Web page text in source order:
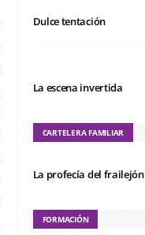
Dulce tentación
La escena invertida
CARTELERA FAMILIAR
La profecía del frailejón
FORMACIÓN